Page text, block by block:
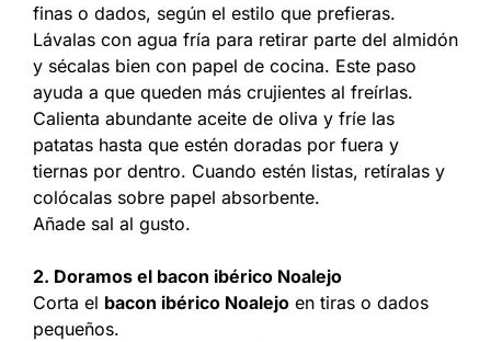
finas o dados, según el estilo que prefieras.
Lávalas con agua fría para retirar parte del almidón
y sécalas bien con papel de cocina. Este paso
ayuda a que queden más crujientes al freírlas.
Calienta abundante aceite de oliva y fríe las
patatas hasta que estén doradas por fuera y
tiernas por dentro. Cuando estén listas, retíralas y
colócalas sobre papel absorbente.
Añade sal al gusto.
2. Doramos el bacon ibérico Noalejo
Corta el bacon ibérico Noalejo en tiras o dados
pequeños.